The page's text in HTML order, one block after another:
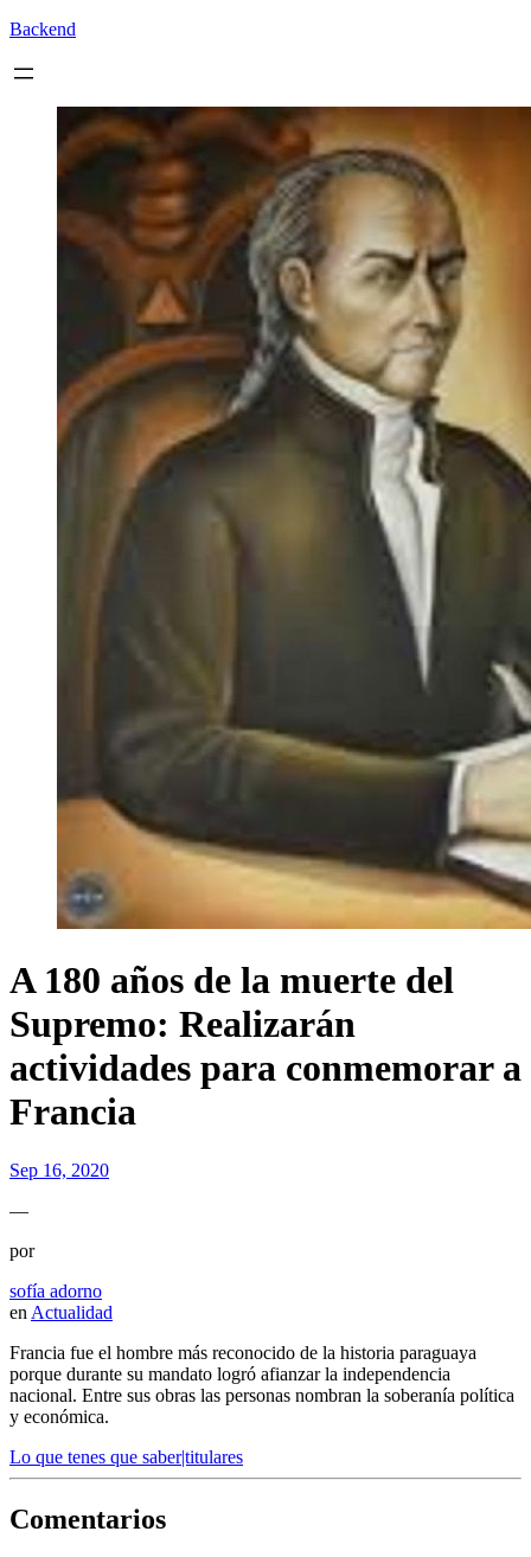
Backend
A 180 años de la muerte del
Supremo: Realizarán
actividades para conmemorar a
Francia
Sep 16, 2020
—
por
sofía adorno
en Actualidad
Francia fue el hombre más reconocido de la historia paraguaya
porque durante su mandato logró afianzar la independencia
nacional. Entre sus obras las personas nombran la soberanía política
y económica.
Lo que tenes que saber|titulares
Comentarios